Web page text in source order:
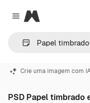
Close menu
Magnific
Crie uma imagem com
PSD Papel timbrado